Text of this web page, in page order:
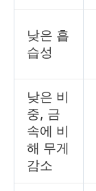
낮은 흡
습성
낮은 비
중, 금
속에 비
해 무게
감소